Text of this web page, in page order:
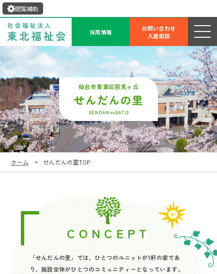
閲覧補助
採用情報
お問い合わせ
入居相談
せんだんの里
SENDANnoSATO
ホーム せんだんの里TOP
CONCEPT
「せんだんの里」では、ひとつのユニットが1軒の家であ
り、施設全体がひとつのコミュニティーとなっています。